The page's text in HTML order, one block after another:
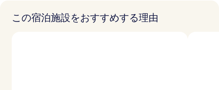
この宿泊施設をおすすめする理由